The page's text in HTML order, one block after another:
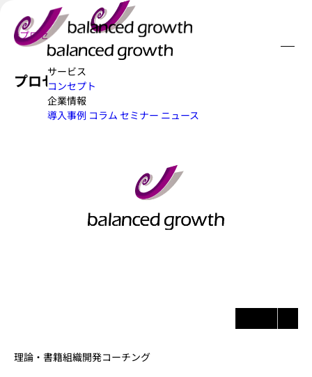
サービス
コンセプト
企業情報
導入事例 コラム セミナー ニュース
#プロセスワーク
プロセスワークとは（概説）
理論・書籍組織開発コーチング